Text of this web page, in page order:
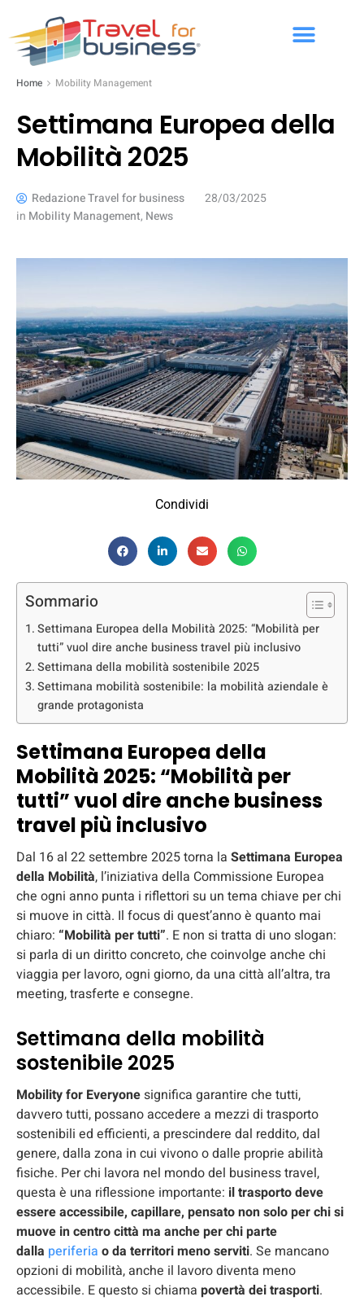
Home Mobility Management
Settimana Europea della
Mobilità 2025
Redazione Travel for business
28/03/2025
in Mobility Management, News
Condividi
Sommario
Settimana Europea della Mobilità 2025: “Mobilità per
tutti” vuol dire anche business travel più inclusivo
Settimana della mobilità sostenibile 2025
Settimana mobilità sostenibile: la mobilità aziendale è
grande protagonista
Settimana Europea della
Mobilità 2025: “Mobilità per
tutti” vuol dire anche business
travel più inclusivo
Dal 16 al 22 settembre 2025 torna la Settimana Europea
della Mobilità, l’iniziativa della Commissione Europea
che ogni anno punta i riflettori su un tema chiave per chi
si muove in città. Il focus di quest’anno è quanto mai
chiaro: “Mobilità per tutti”. E non si tratta di uno slogan:
si parla di un diritto concreto, che coinvolge anche chi
viaggia per lavoro, ogni giorno, da una città all’altra, tra
meeting, trasferte e consegne.
Settimana della mobilità
sostenibile 2025
Mobility for Everyonesignifica garantire che tutti,
davvero tutti, possano accedere a mezzi di trasporto
sostenibili ed efficienti, a prescindere dal reddito, dal
genere, dalla zona in cui vivono o dalle proprie abilità
fisiche. Per chi lavora nel mondo del business travel,
questa è una riflessione importante: il trasporto deve
essere accessibile, capillare, pensato non solo per chi si
muove in centro città ma anche per chi parte
dalla periferia o da territori meno serviti. Se mancano
opzioni di mobilità, anche il lavoro diventa meno
accessibile. E questo si chiama povertà dei trasporti.